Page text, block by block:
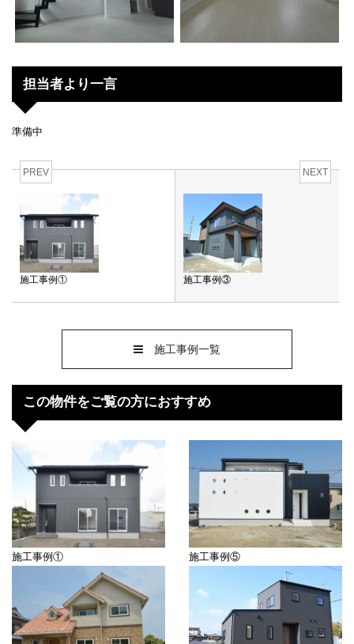
担当者より一言
準備中
PREV
施工事例①
NEXT
施工事例③
施工事例一覧
この物件をご覧の方におすすめ
施工事例① 施工事例⑤